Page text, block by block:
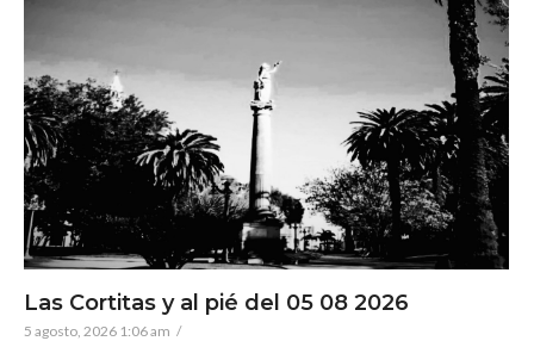
Las Cortitas y al pié del 05 08 2026
5 agosto, 2026 1:06 am /